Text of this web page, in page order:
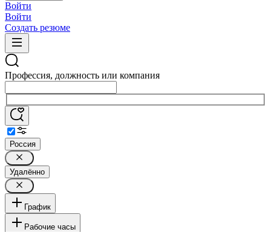
Войти
Войти
Создать резюме
Профессия, должность или компания
Россия
Удалённо
График
Рабочие часы